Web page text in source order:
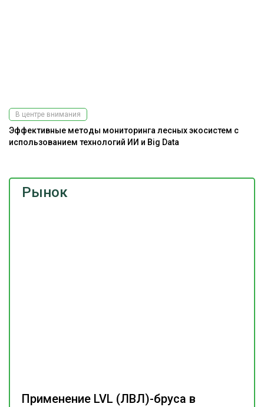
Рынок
Применение LVL (ЛВЛ)-бруса в
В центре внимания
Эффективные методы мониторинга лесных экосистем с
использованием технологий ИИ и Big Data